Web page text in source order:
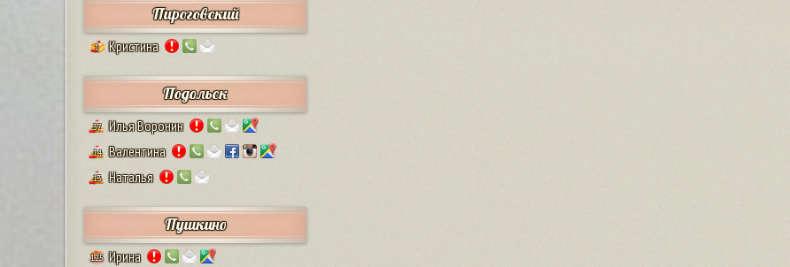
Пироговский
1 Кристина
Подольск
37 Илья Воронин
14 Валентина
13 Наталья
Пушкино
125 Ирина